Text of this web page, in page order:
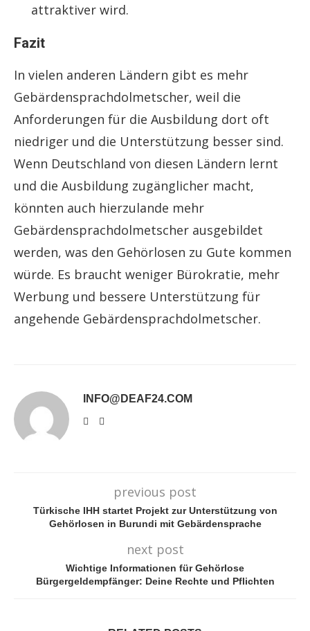
attraktiver wird.
Fazit
In vielen anderen Ländern gibt es mehr
Gebärdensprachdolmetscher, weil die
Anforderungen für die Ausbildung dort oft
niedriger und die Unterstützung besser sind.
Wenn Deutschland von diesen Ländern lernt
und die Ausbildung zugänglicher macht,
könnten auch hierzulande mehr
Gebärdensprachdolmetscher ausgebildet
werden, was den Gehörlosen zu Gute kommen
würde. Es braucht weniger Bürokratie, mehr
Werbung und bessere Unterstützung für
angehende Gebärdensprachdolmetscher.
INFO@DEAF24.COM
previous post
Türkische IHH startet Projekt zur Unterstützung von
Gehörlosen in Burundi mit Gebärdensprache
next post
Wichtige Informationen für Gehörlose
Bürgergeldempfänger: Deine Rechte und Pflichten